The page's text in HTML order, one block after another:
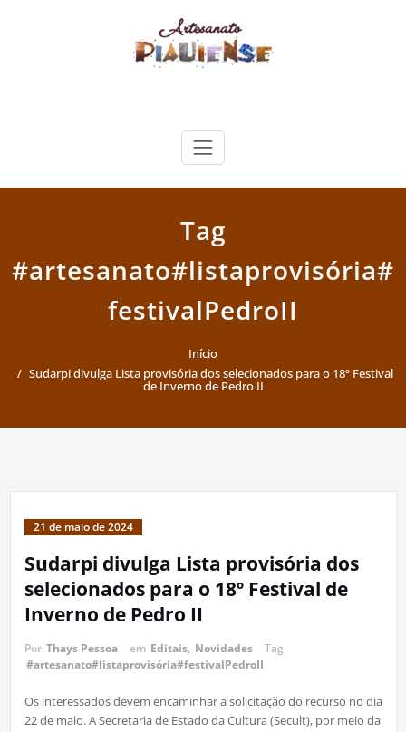
Artesanato Piauiense
Tag
#artesanato#listaprovisória#
festivalPedroII
Início
Sudarpi divulga Lista provisória dos selecionados para o 18º Festival
de Inverno de Pedro II
21 de maio de 2024
Sudarpi divulga Lista provisória dos
selecionados para o 18º Festival de
Inverno de Pedro II
Por Thays Pessoa em Editais, Novidades
Tag
#artesanato#listaprovisória#festivalPedroII
Os interessados devem encaminhar a solicitação do recurso no dia
22 de maio. A Secretaria de Estado da Cultura (Secult), por meio da